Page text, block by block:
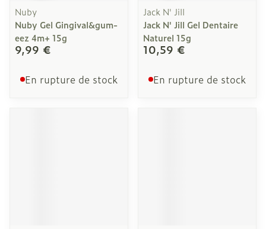
Nuby
Nuby Gel Gingival&gum-
eez 4m+ 15g
9,99 €
En rupture de stock
Jack N' Jill
Jack N' Jill Gel Dentaire
Naturel 15g
10,59 €
En rupture de stock